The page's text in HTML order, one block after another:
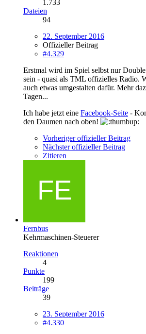
1.733
Dateien
94
22. September 2016
Offizieller Beitrag
#4.329
Erstmal wird im Spiel selbst nur
sein - quasi als TML offizielles Radio.
auch etwas umgestalten dafür. Mehr
Tagen...
Ich habe jetzt eine Facebook-Seite -
den Daumen nach oben!
Vorheriger offizieller Beitrag
Nächster offizieller Beitrag
Zitieren
Fernbus
Kehrmaschinen-Steuerer
Reaktionen
4
Punkte
199
Beiträge
39
23. September 2016
#4.330